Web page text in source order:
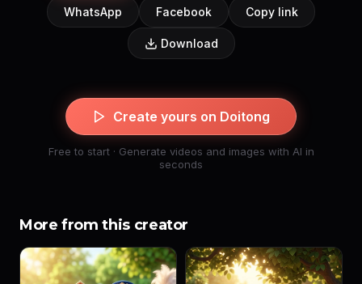
WhatsApp Facebook Copy link
Download
Create yours on Doitong
Free to start · Generate videos and images with AI in
seconds
More from this creator